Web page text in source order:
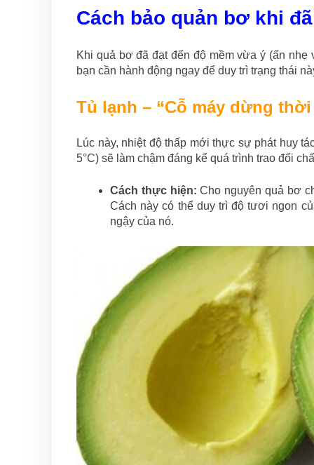
Cách bảo quản bơ khi
Khi quả bơ đã đạt đến độ mềm vừa ý (ấn
bạn cần hành động ngay để duy trì trạng thái
Tủ lạnh – “Cỗ máy dừng
Lúc này, nhiệt độ thấp mới thực sự phát huy
5°C) sẽ làm chậm đáng kể quá trình trao đổi
Cách thực hiện: Cho nguyên quả bơ
Cách này có thể duy trì độ tươi ngon
ngậy của nó.